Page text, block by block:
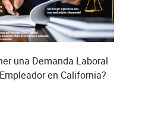
una Demanda Laboral
en California?